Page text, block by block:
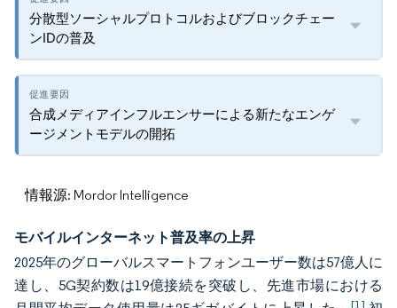
分散型ソーシャルプロトコルおよびブロックチェー
ンIDの普及
合成メディアインフルエンサーによる新たなエンゲ
ージメントモデルの開拓
情報源: Mordor Intelligence
モバイルインターネット普及率の上昇
2025年のグローバルスマートフォンユーザー数は57億人に
達し、5G契約数は19億接続を突破し、先進市場における
[1]